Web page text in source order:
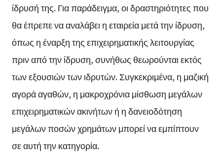
ίδρυσή της. Για παράδειγμα, οι δραστηριότητες που
θα έπρεπε να αναλάβει η εταιρεία μετά την ίδρυση,
όπως η έναρξη της επιχειρηματικής λειτουργίας
πριν από την ίδρυση, συνήθως θεωρούνται εκτός
των εξουσιών των ιδρυτών. Συγκεκριμένα, η μαζική
αγορά αγαθών, η μακροχρόνια μίσθωση μεγάλων
επιχειρηματικών ακινήτων ή η δανειοδότηση
μεγάλων ποσών χρημάτων μπορεί να εμπίπτουν
σε αυτή την κατηγορία.